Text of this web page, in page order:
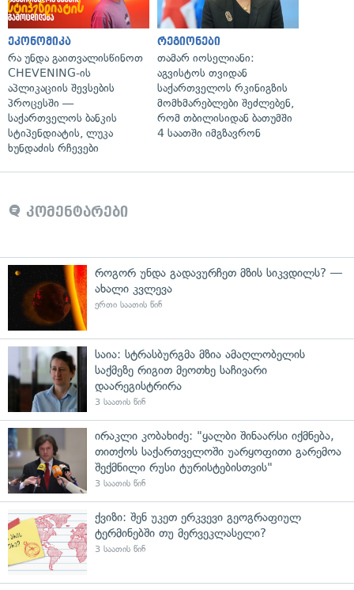
ეკონომიკა
რა უნდა გაითვალისწინოთ
CHEVENING-ის
აპლიკაციის შევსების
პროცესში —
საქართველოს ბანკის
სტიპენდიატის, ლუკა
ხუნდაძის რჩევები
რეგიონები
თამარ იოსელიანი:
აგვისტოს თვიდან
საქართველოს რკინიგზის
მომხმარებლები შეძლებენ,
რომ თბილისიდან ბათუმში
4 საათში იმგზავრონ
კომენტარები
როგორ უნდა გადავურჩეთ მზის სიკვდილს? —
ახალი კვლევა
ერთი საათის წინ
საია: სტრასბურგმა მზია ამაღლობელის
საქმეზე რიგით მეოთხე საჩივარი
დაარეგისტრირა
3 საათის წინ
ირაკლი კობახიძე: "ყალბი შინაარსი იქმნება,
თითქოს საქართველოში უარყოფითი გარემოა
შექმნილი რუსი ტურისტებისთვის"
3 საათის წინ
ქვიზი: შენ უკეთ ერკვევი გეოგრაფიულ
ტერმინებში თუ მერვეკლასელი?
3 საათის წინ